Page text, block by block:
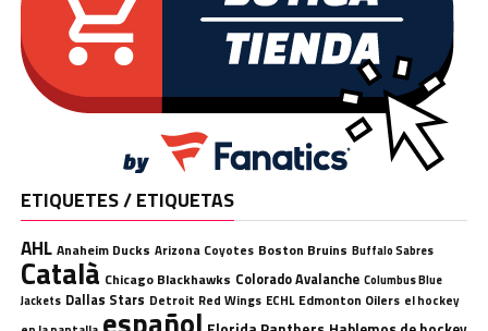
ETIQUETES / ETIQUETAS
AHL Anaheim Ducks Arizona Coyotes Boston Bruins Buffalo Sabres
Català Chicago Blackhawks Colorado Avalanche Columbus Blue
Jackets Dallas Stars Detroit Red Wings ECHL Edmonton Oilers el hockey